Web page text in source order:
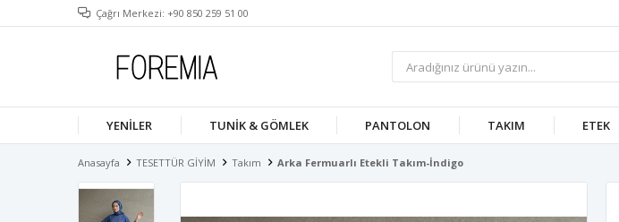
Çağrı Merkezi: +90 850 259 51 00
YENILER TUNIK & GÖMLEK PANTOLON TAKIM ETEK
Anasayfa TESETTÜR GİYİM Takım Arka Fermuarlı Etekli Takım-İndigo